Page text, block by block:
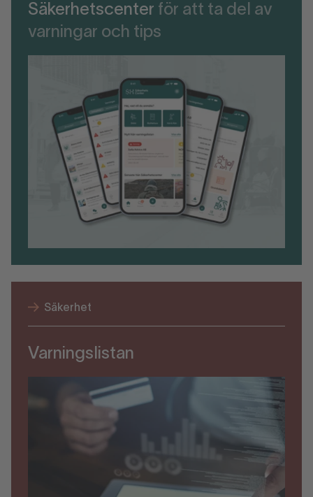
Säkerhetscenter för att ta del av
varningar och tips
Säkerhet
Varningslistan